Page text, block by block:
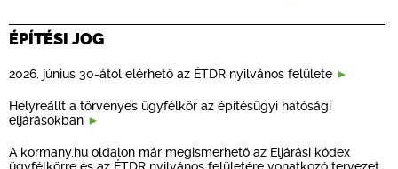
ÉPÍTÉSI JOG
2026. június 30-ától elérhető az ÉTDR nyilvános felülete
Helyreállt a törvényes ügyfélkör az építésügyi hatósági
eljárásokban
A kormany.hu oldalon már megismerhető az Eljárási kódex
ügyfélkörre és az ÉTDR nyilvános felületére vonatkozó tervezet